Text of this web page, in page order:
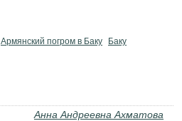
Армянский погром в Баку
Баку
Анна Андреевна Ахматова